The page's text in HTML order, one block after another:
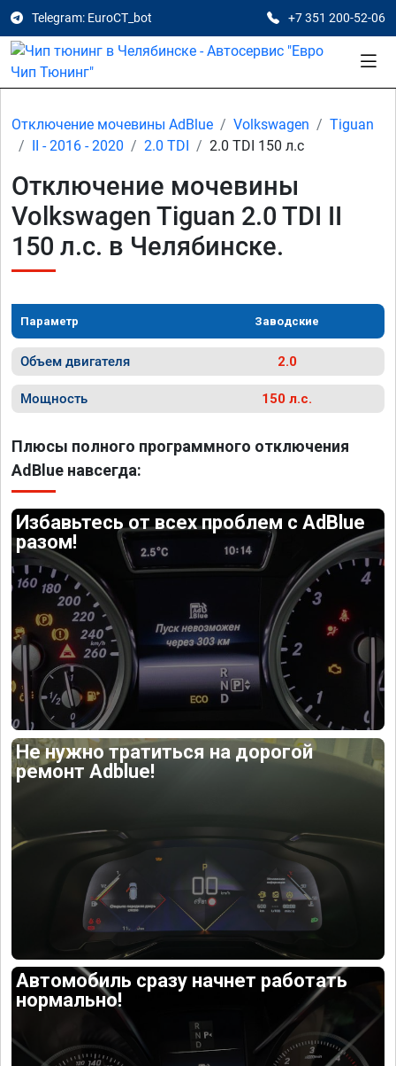
Telegram: EuroCT_bot +7 351 200-52-06
Отключение мочевины AdBlue Volkswagen
Tiguan
II - 2016 - 2020
2.0 TDI 2.0 TDI 150 л.с
Отключение мочевины
Volkswagen Tiguan 2.0 TDI II
150 л.с. в Челябинске.
Параметр Заводские
Объем двигателя 2.0
Мощность 150 л.с.
Плюсы полного программного отключения
AdBlue навсегда:
Избавьтесь от всех проблем с AdBlue
разом!
Не нужно тратиться на дорогой
ремонт Adblue!
Автомобиль сразу начнет работать
нормально!